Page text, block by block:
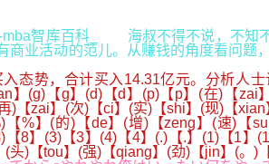
mba智库百科_ 海叔不得不说，不知
业活动的范儿。从赚钱的角度看问
势，合计买入14.31亿元。分析人
【g】(d)【d】(p)【p】(在)【zai
【zai】(次)【ci】(实)【shi】(现)【
%】(的)【de】(增)【zeng】(速)【
8】(3)【3】(4)【4】(.)【.】(1)【1
)【tou】(强)【qiang】(劲)【jin】(。)【